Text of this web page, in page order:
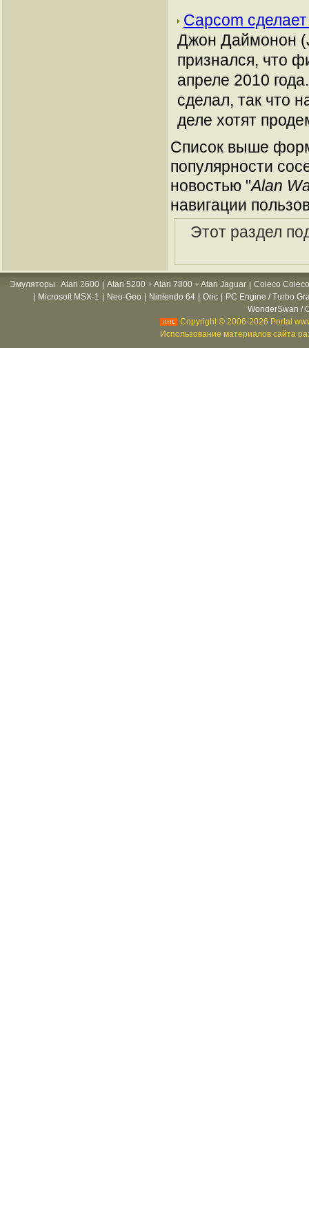
Capcom
Джон Даймонон
признался, что
апреле 2010
сделал, так что
деле хотят
Список выше
популярности
новостью "Alan
навигации
Этот раздел
Эмуляторы : Atari 2600 Atari 5200 + Atari 7800 + Atari Jaguar
Coleco
Microsoft MSX-1 Neo-Geo Nintendo 64 Oric
PC Engine / Turbo
WonderSwan /
Copyright © 2006-2026 Portal
Использование материалов сайта